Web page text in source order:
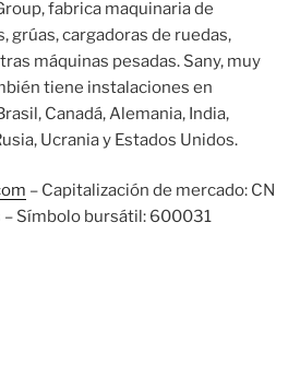
fabrica maquinaria de
grúas, cargadoras de ruedas,
máquinas pesadas. Sany, muy
tiene instalaciones en
Canadá, Alemania, India,
Ucrania y Estados Unidos.
– Capitalización de mercado: CN
Símbolo bursátil: 600031